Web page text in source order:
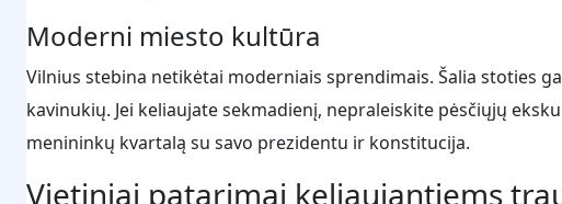
Moderni miesto kultūra
Vilnius stebina netikėtai moderniais sprendimais. Šalia stoties
kavinukių. Jei keliaujate sekmadienį, nepraleiskite pėsčiųjų
menininkų kvartalą su savo prezidentu ir konstitucija.
Vietiniai patarimai keliaujantiems